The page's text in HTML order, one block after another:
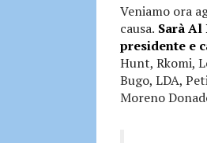
Veniamo ora
causa. Sarà
presidente e
Hunt, Rkomi,
Bugo, LDA,
Moreno